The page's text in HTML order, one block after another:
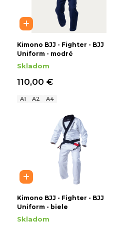
Kimono BJJ - Fighter - BJJ
Uniform - modré
Skladom
110,00 €
A1 A2 A4
Kimono BJJ - Fighter - BJJ
Uniform - biele
Skladom